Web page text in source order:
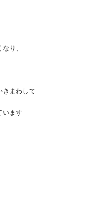
り、
きまわして
います